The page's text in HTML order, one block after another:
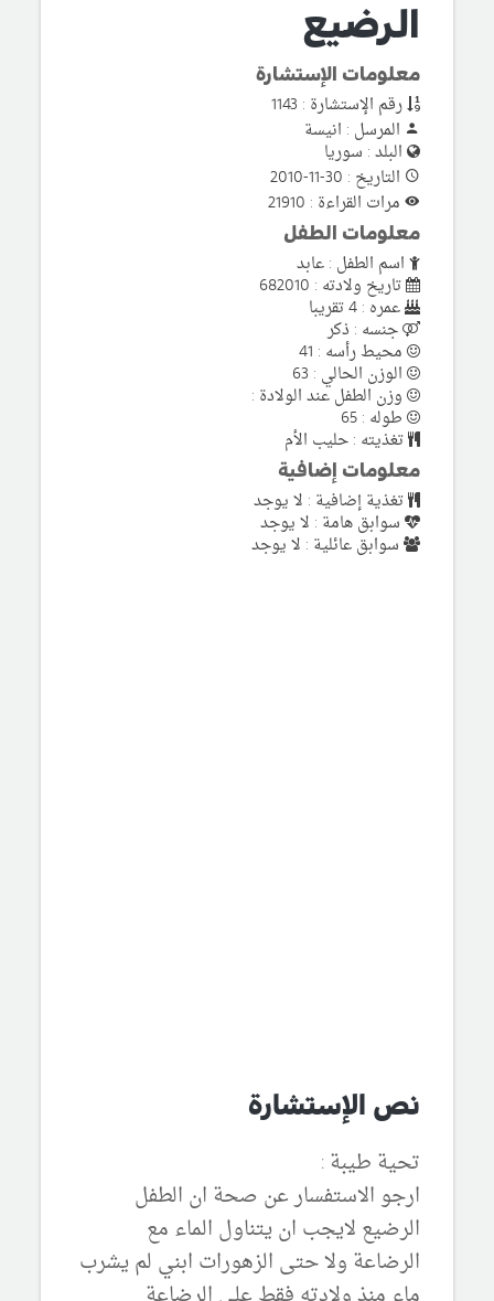
الرضيع
معلومات الإستشارة
رقم الإستشارة : 1143
المرسل : انيسة
البلد : سوريا
التاريخ : 30-11-2010
مرات القراءة : 21910
معلومات الطفل
اسم الطفل : عابد
تاريخ ولادته : 682010
عمره : 4 تقريبا
جنسه : ذكر
محيط رأسه : 41
الوزن الحالي : 63
وزن الطفل عند الولادة :
طوله : 65
تغذيته : حليب الأم
معلومات إضافية
تغذية إضافية : لا يوجد
سوابق هامة : لا يوجد
سوابق عائلية : لا يوجد
نص الإستشارة
تحية طيبة :
ارجو الاستفسار عن صحة ان الطفل
الرضيع لايجب ان يتناول الماء مع
الرضاعة ولا حتى الزهورات ابني لم يشرب